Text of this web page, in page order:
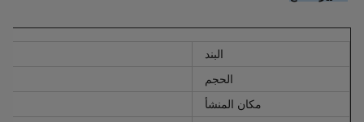
البند
الحجم
مكان المنشأ